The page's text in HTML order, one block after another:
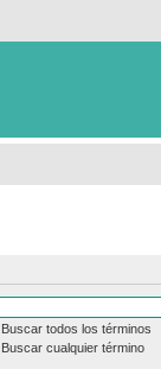
Buscar todos los términos
Buscar cualquier término